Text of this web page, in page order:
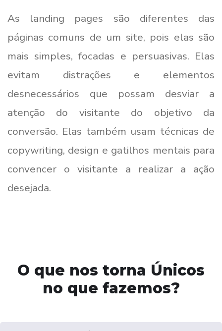
As landing pages são diferentes das
páginas comuns de um site, pois elas são
mais simples, focadas e persuasivas. Elas
evitam distrações e elementos
desnecessários que possam desviar a
atenção do visitante do objetivo da
conversão. Elas também usam técnicas de
copywriting, design e gatilhos mentais para
convencer o visitante a realizar a ação
desejada.
O que nos torna Únicos
no que fazemos?